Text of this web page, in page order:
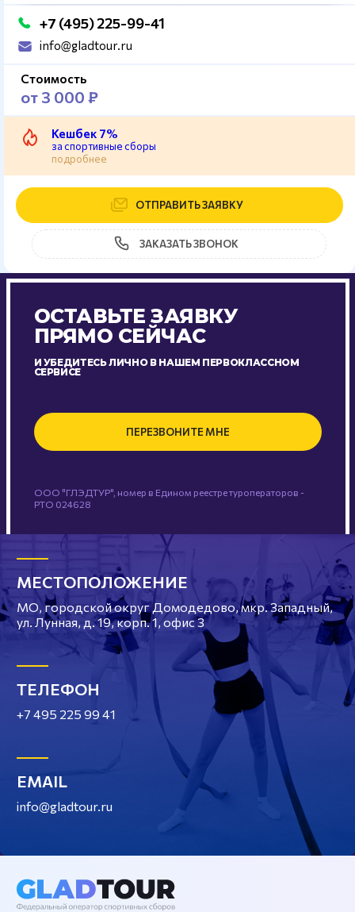
+7 (495) 225-99-41
info@gladtour.ru
Стоимость
от 3 000 ₽
Кешбек 7%
за спортивные сборы
подробнее
ОТПРАВИТЬ ЗАЯВКУ
ЗАКАЗАТЬ ЗВОНОК
ОСТАВЬТЕ ЗАЯВКУ
ПРЯМО СЕЙЧАС
И УБЕДИТЕСЬ ЛИЧНО В НАШЕМ ПЕРВОКЛАССНОМ
СЕРВИСЕ
ПЕРЕЗВОНИТЕ МНЕ
ООО "ГЛЭДТУР", номер в Едином реестре туроператоров -
РТО 024628
МЕСТОПОЛОЖЕНИЕ
МО, городской округ Домодедово, мкр. Западный,
ул. Лунная, д. 19, корп. 1, офис 3
ТЕЛЕФОН
+7 495 225 99 41
EMAIL
info@gladtour.ru